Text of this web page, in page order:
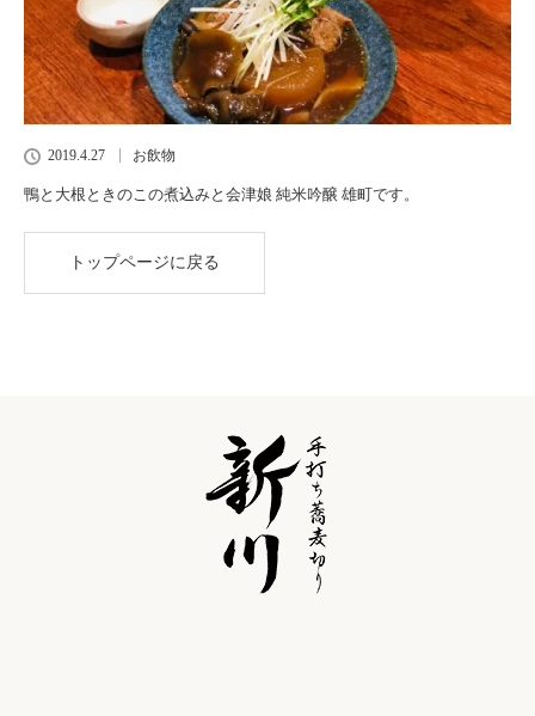
2019.4.27 お飲物
鴨と大根ときのこの煮込みと会津娘 純米吟醸 雄町です。
トップページに戻る